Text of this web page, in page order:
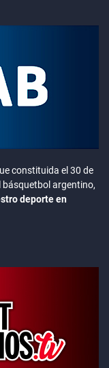
constituida el 30 de
básquetbol argentino,
deporte en